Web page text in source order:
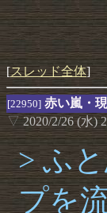
[スレッド全体]
[22950] 赤い嵐・
▽ 2020/2/26 (水)
> ふ
プを